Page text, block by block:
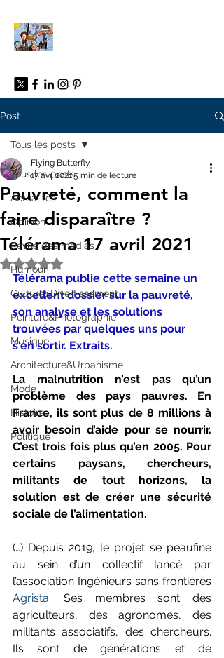
Post
Tous les posts
Actualités
Opinion
Revue des médias
Humour
Culture&Divertissement
Peinture&Photographie
Musique
Architecture&Urbanisme
Mode
Histoire
Politique
Tous les posts
Pauvreté, comment la
faire disparaître ?
Télérama 17 avril 2021
Flying Butterfly
17 avr. 20215 min de lecture
Noté NaN étoiles sur 5.
Télérama publie cette semaine un
excellent dossier sur la pauvreté,
son analyse et les solutions
trouvées par quelques uns pour
s'en sortir. Extraits.
La malnutrition n’est pas qu’un
problème des pays pauvres. En
France, ils sont plus de 8 millions à
avoir besoin d’aide pour se nourrir.
C’est trois fois plus qu’en 2005. Pour
certains paysans, chercheurs,
militants de tout horizons, la
solution est de créer une sécurité
sociale de l’alimentation.
(…) Depuis 2019, le projet se peaufine
au sein d’un collectif lancé par
Agrista. Ses membres sont des
agriculteurs, des agronomes, des
militants associatifs, des chercheurs.
Ils sont de générations et de